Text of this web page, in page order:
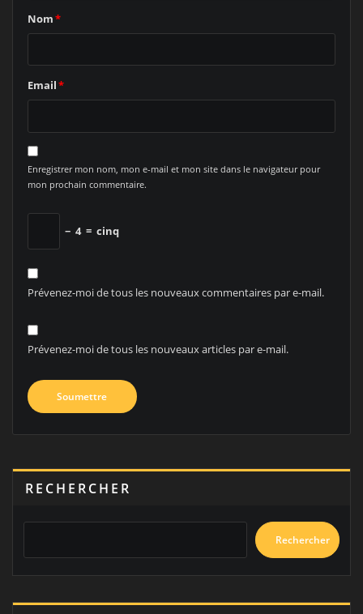
Nom*
Email*
Enregistrer mon nom, mon e-mail et mon site dans le navigateur pour
mon prochain commentaire.
− 4 = cinq
Prévenez-moi de tous les nouveaux commentaires par e-mail.
Prévenez-moi de tous les nouveaux articles par e-mail.
RECHERCHER
Rechercher